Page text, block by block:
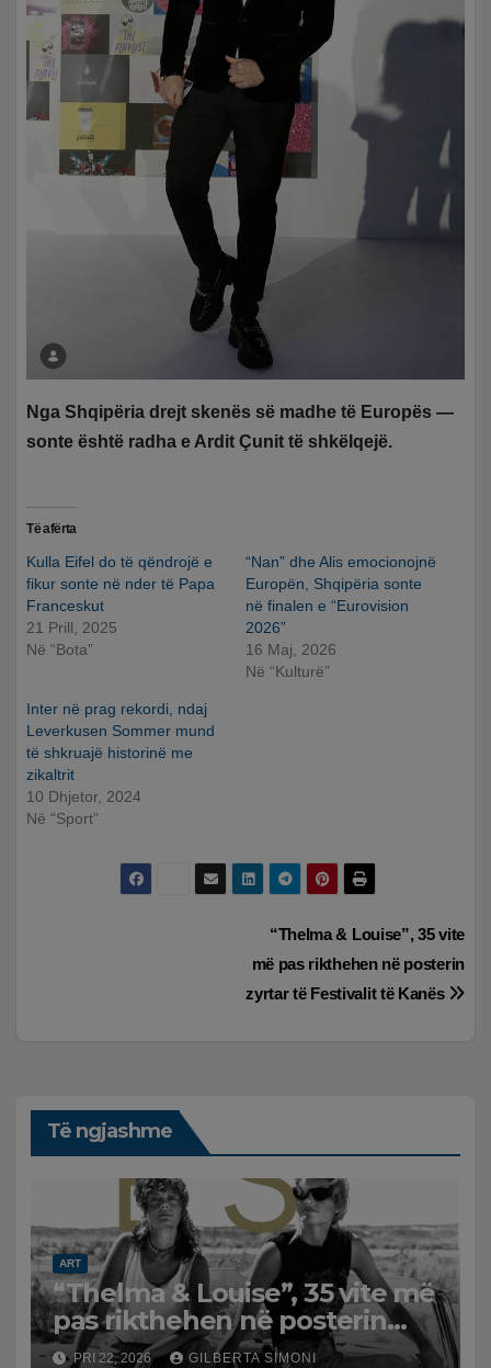
Nga Shqipëria drejt skenës së madhe të Europës —
sonte është radha e Ardit Çunit të shkëlqejë.
Të afërta
Kulla Eifel do të qëndrojë e
fikur sonte në nder të Papa
Franceskut
21 Prill, 2025
Në “Bota”
“Nan” dhe Alis emocionojnë
Europën, Shqipëria sonte
në finalen e “Eurovision
2026”
16 Maj, 2026
Në “Kulturë”
Inter në prag rekordi, ndaj
Leverkusen Sommer mund
të shkruajë historinë me
zikaltrit
10 Dhjetor, 2024
Në “Sport”
“Thelma & Louise”, 35 vite
më pas rikthehen në posterin
zyrtar të Festivalit të Kanës
Të ngjashme
ART
“Thelma & Louise”, 35 vite më
pas rikthehen në posterin
zyrtar të Festivalit të Kanës
PRI 22, 2026 GILBERTA SIMONI